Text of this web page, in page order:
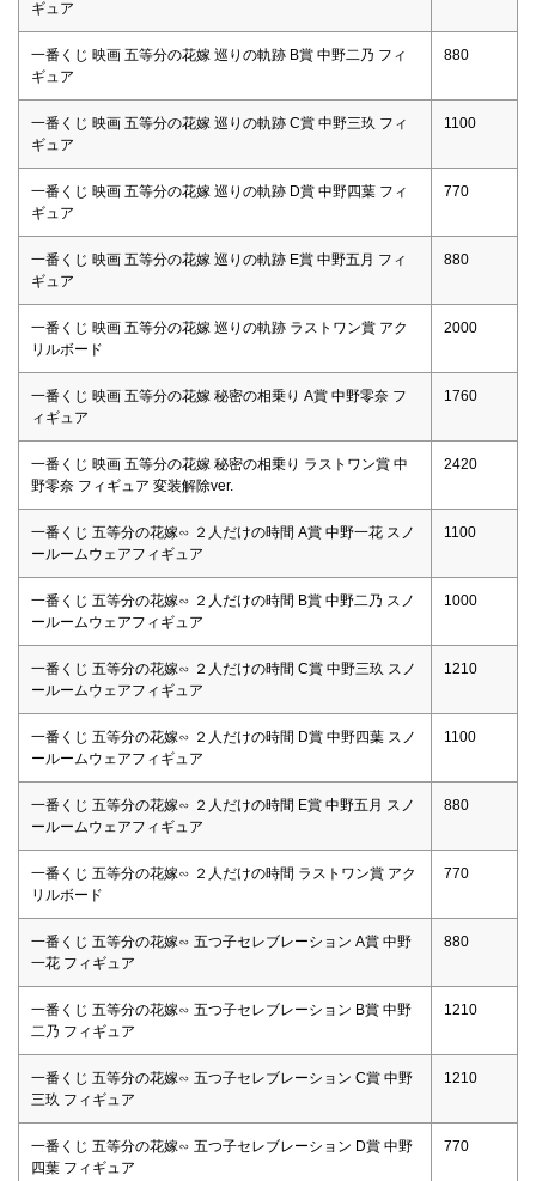
ギュア
一番くじ 映画 五等分の花嫁 巡りの軌跡 B賞 中野二乃 フィ
ギュア
880
一番くじ 映画 五等分の花嫁 巡りの軌跡 C賞 中野三玖 フィ
ギュア
1100
一番くじ 映画 五等分の花嫁 巡りの軌跡 D賞 中野四葉 フィ
ギュア
770
一番くじ 映画 五等分の花嫁 巡りの軌跡 E賞 中野五月 フィ
ギュア
880
一番くじ 映画 五等分の花嫁 巡りの軌跡 ラストワン賞 アク
リルボード
2000
一番くじ 映画 五等分の花嫁 秘密の相乗り A賞 中野零奈 フ
ィギュア
1760
一番くじ 映画 五等分の花嫁 秘密の相乗り ラストワン賞 中
野零奈 フィギュア 変装解除ver.
2420
一番くじ 五等分の花嫁∽ ２人だけの時間 A賞 中野一花 スノ
ールームウェアフィギュア
1100
一番くじ 五等分の花嫁∽ ２人だけの時間 B賞 中野二乃 スノ
ールームウェアフィギュア
1000
一番くじ 五等分の花嫁∽ ２人だけの時間 C賞 中野三玖 スノ
ールームウェアフィギュア
1210
一番くじ 五等分の花嫁∽ ２人だけの時間 D賞 中野四葉 スノ
ールームウェアフィギュア
1100
一番くじ 五等分の花嫁∽ ２人だけの時間 E賞 中野五月 スノ
ールームウェアフィギュア
880
一番くじ 五等分の花嫁∽ ２人だけの時間 ラストワン賞 アク
リルボード
770
一番くじ 五等分の花嫁∽ 五つ子セレブレーション A賞 中野
一花 フィギュア
880
一番くじ 五等分の花嫁∽ 五つ子セレブレーション B賞 中野
二乃 フィギュア
1210
一番くじ 五等分の花嫁∽ 五つ子セレブレーション C賞 中野
三玖 フィギュア
1210
一番くじ 五等分の花嫁∽ 五つ子セレブレーション D賞 中野
四葉 フィギュア
770